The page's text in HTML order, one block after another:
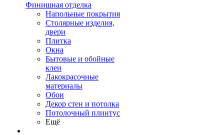
Финишная отделка
Напольные покрытия
Столярные изделия,
двери
Плитка
Окна
Бытовые и обойные
клеи
Лакокрасочные
материалы
Обои
Декор стен и потолка
Потолочный плинтус
Ещё